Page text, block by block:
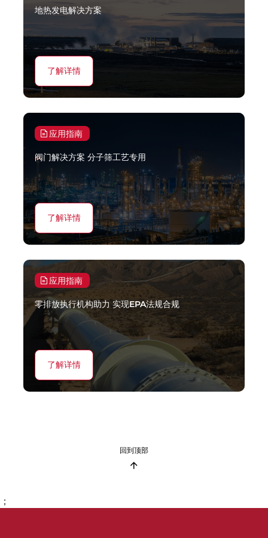
地热发电解决方案
了解详情
应用指南
阀门解决方案 分子筛工艺专用
了解详情
应用指南
零排放执行机构助力 实现EPA法规合规
了解详情
回到顶部
；